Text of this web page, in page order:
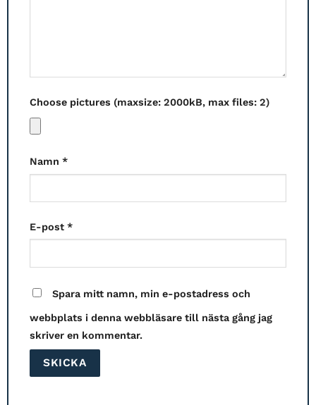
Choose pictures (maxsize: 2000kB, max files: 2)
Namn *
E-post *
Spara mitt namn, min e-postadress och
webbplats i denna webbläsare till nästa gång jag
skriver en kommentar.